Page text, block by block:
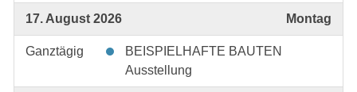
17. August 2026 Montag
Ganztägig
BEISPIELHAFTE BAUTEN
Ausstellung